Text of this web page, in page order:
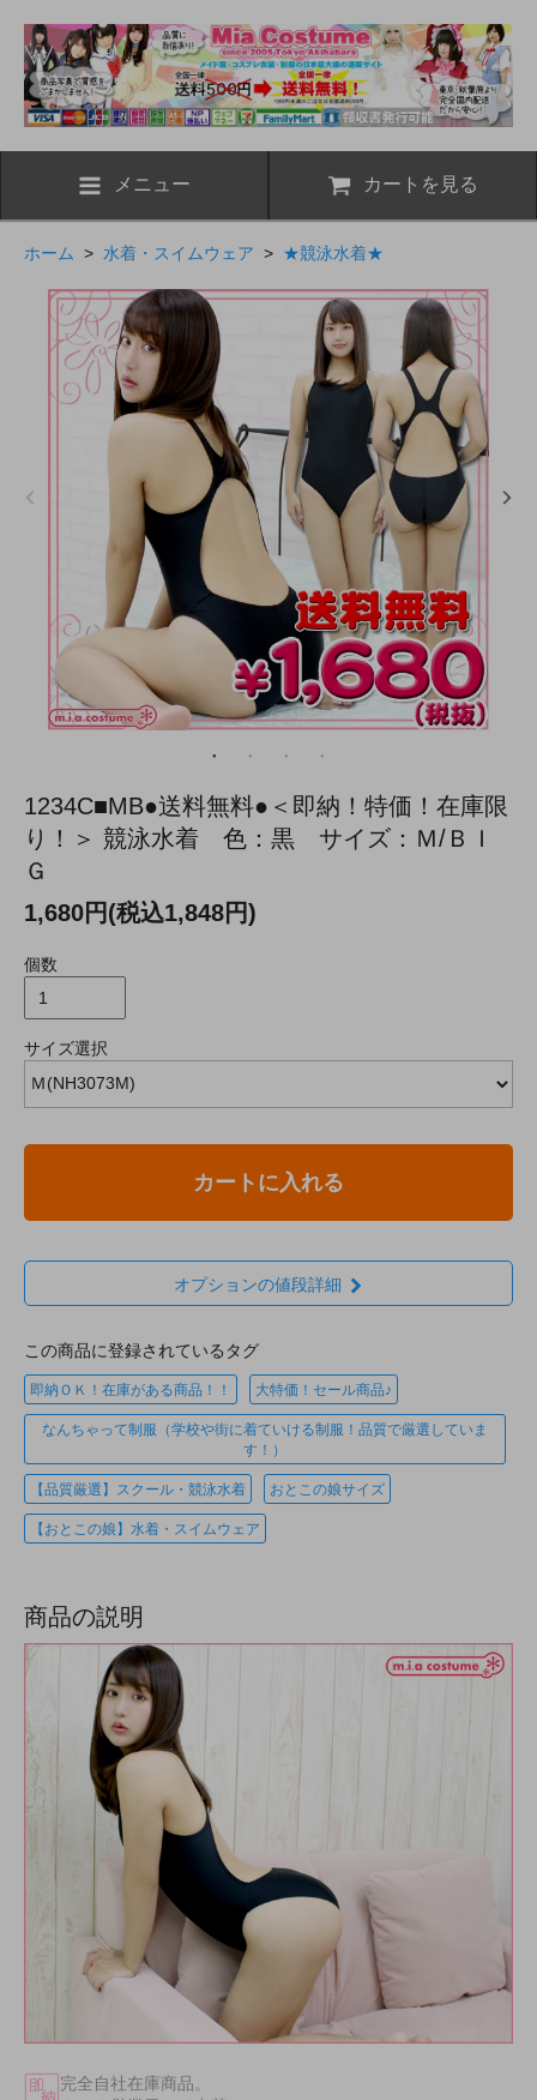
メニュー カートを見る
ホーム > 水着・スイムウェア > ★競泳水着★
1234C■MB●送料無料●＜即納！特価！在庫限
り！＞ 競泳水着 色：黒 サイズ：Ｍ/ＢＩ
Ｇ
1,680円(税込1,848円)
個数
サイズ選択
カートに入れる
オプションの値段詳細
この商品に登録されているタグ
即納ＯＫ！在庫がある商品！！ 大特価！セール商品♪
なんちゃって制服（学校や街に着ていける制服！品質で厳選していま
す！）
【品質厳選】スクール・競泳水着 おとこの娘サイズ
【おとこの娘】水着・スイムウェア
商品の説明
完全自社在庫商品。